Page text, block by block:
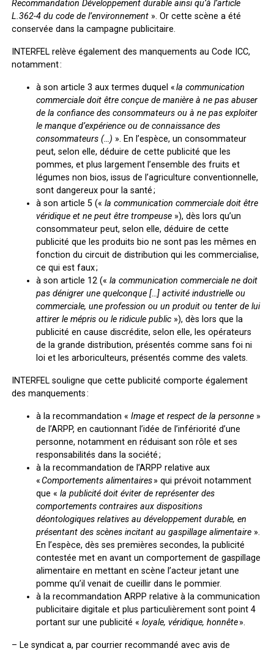
Recommandation Développement durable ainsi qu’à l’article
L.362-4 du code de l’environnement». Or cette scène a été
conservée dans la campagne publicitaire.
INTERFEL relève également des manquements au Code ICC,
notamment :
à son article 3 aux termes duquel «la communication
commerciale doit être conçue de manière à ne pas abuser
de la confiance des consommateurs ou à ne pas exploiter
le manque d’expérience ou de connaissance des
consommateurs (…) ». En l’espèce, un consommateur
peut, selon elle, déduire de cette publicité que les
pommes, et plus largement l’ensemble des fruits et
légumes non bios, issus de l’agriculture conventionnelle,
sont dangereux pour la santé ;
à son article 5 (« la communication commerciale doit être
véridique et ne peut être trompeuse»), dès lors qu’un
consommateur peut, selon elle, déduire de cette
publicité que les produits bio ne sont pas les mêmes en
fonction du circuit de distribution qui les commercialise,
ce qui est faux ;
à son article 12 (« la communication commerciale ne doit
pas dénigrer une quelconque […] activité industrielle ou
commerciale, une profession ou un produit ou tenter de lui
attirer le mépris ou le ridicule public»), dès lors que la
publicité en cause discrédite, selon elle, les opérateurs
de la grande distribution, présentés comme sans foi ni
loi et les arboriculteurs, présentés comme des valets.
INTERFEL souligne que cette publicité comporte également
des manquements :
à la recommandation « Image et respect de la personne »
de l’ARPP, en cautionnant l’idée de l’infériorité d’une
personne, notamment en réduisant son rôle et ses
responsabilités dans la société ;
à la recommandation de l’ARPP relative aux
«Comportements alimentaires» qui prévoit notamment
que « la publicité doit éviter de représenter des
comportements contraires aux dispositions
déontologiques relatives au développement durable, en
présentant des scènes incitant au gaspillage alimentaire ».
En l’espèce, dès ses premières secondes, la publicité
contestée met en avant un comportement de gaspillage
alimentaire en mettant en scène l’acteur jetant une
pomme qu’il venait de cueillir dans le pommier.
à la recommandation ARPP relative à la communication
publicitaire digitale et plus particulièrement sont point 4
portant sur une publicité « loyale, véridique, honnête».
– Le syndicat a, par courrier recommandé avec avis de